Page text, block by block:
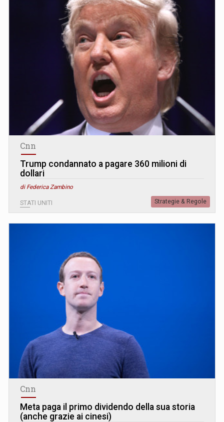
Cnn
Trump condannato a pagare 360 milioni di
dollari
di Federica Zambino
STATI UNITI Strategie & Regole
Cnn
Meta paga il primo dividendo della sua storia
(anche grazie ai cinesi)